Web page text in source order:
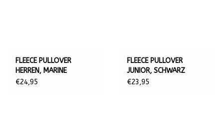
FLEECE PULLOVER
HERREN, MARINE
€24,95
FLEECE PULLOVER
JUNIOR, SCHWARZ
€23,95